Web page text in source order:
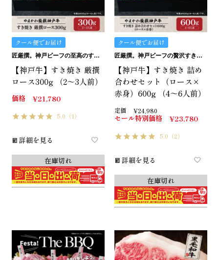
クール便でお届け
匠厳撰。神戸ビーフの至高のすき焼き用ロースです。
【神戸牛】すき焼き 厳撰
ロース300g （2～3人前）
価格 ¥21,780
5.0 （1）
詳細を見る
在庫切れ
クール便でお届け
匠厳撰。神戸ビーフの贅沢すき焼きセットです。
【神戸牛】すき焼き 詰め
合わせセット（ロース×
赤身）600g （4～6人前）
定価 ¥24,980
セール特別価格 ¥23,780
5.0 （2）
詳細を見る
在庫切れ